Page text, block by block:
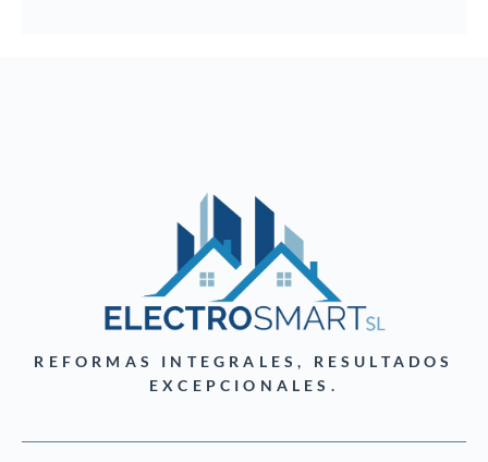
REFORMAS INTEGRALES, RESULTADOS
EXCEPCIONALES.